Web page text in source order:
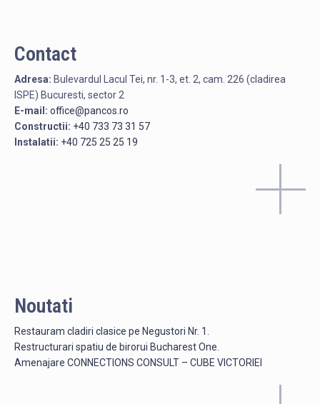
Contact
Adresa: Bulevardul Lacul Tei, nr. 1-3, et. 2, cam. 226 (cladirea
ISPE) Bucuresti, sector 2
E-mail: office@pancos.ro
Constructii: +40 733 73 31 57
Instalatii: +40 725 25 25 19
Noutati
Restauram cladiri clasice pe Negustori Nr. 1.
Restructurari spatiu de birorui Bucharest One.
Amenajare CONNECTIONS CONSULT – CUBE VICTORIEI